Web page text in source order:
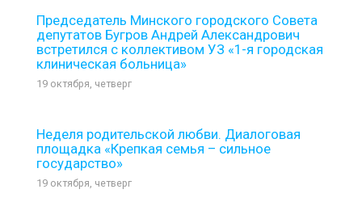
Председатель Минского городского Совета
депутатов Бугров Андрей Александрович
встретился с коллективом УЗ «1-я городская
клиническая больница»
19 октября, четверг
Неделя родительской любви. Диалоговая
площадка «Крепкая семья – сильное
государство»
19 октября, четверг